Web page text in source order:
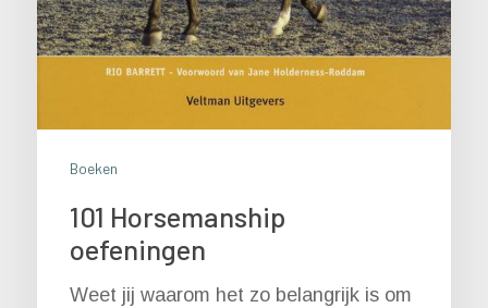
Boeken
101 Horsemanship
oefeningen
Weet jij waarom het zo belangrijk is om